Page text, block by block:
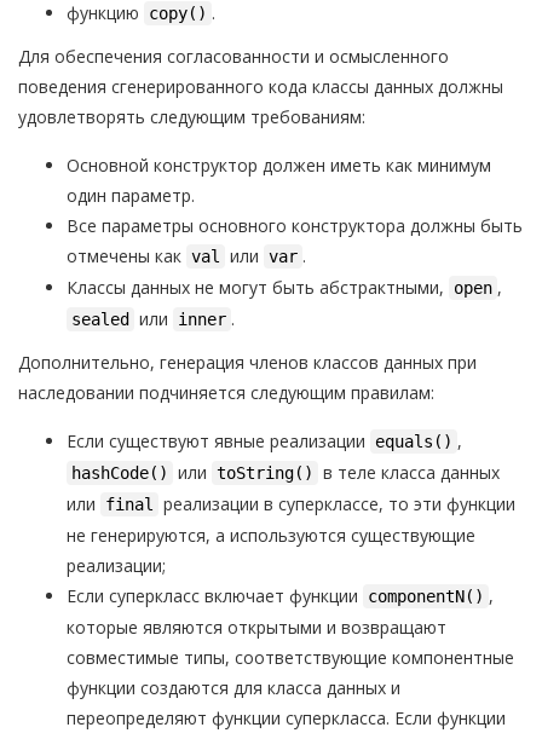
функцию
copy() .
Для обеспечения согласованности и осмысленного
поведения сгенерированного кода классы данных должны
удовлетворять следующим требованиям:
Основной конструктор должен иметь как минимум
один параметр.
Все параметры основного конструктора должны быть
отмечены как val или var .
Классы данных не могут быть абстрактными,
open ,
sealed или inner .
Дополнительно, генерация членов классов данных при
наследовании подчиняется следующим правилам:
Если существуют явные реализации equals() ,
hashCode() или toString()
в теле класса данных
или
final
реализации в суперклассе, то эти функции
не генерируются, а используются существующие
реализации;
Если суперкласс включает функции
componentN() ,
которые являются открытыми и возвращают
совместимые типы, соответствующие компонентные
функции создаются для класса данных и
переопределяют функции суперкласса. Если функции